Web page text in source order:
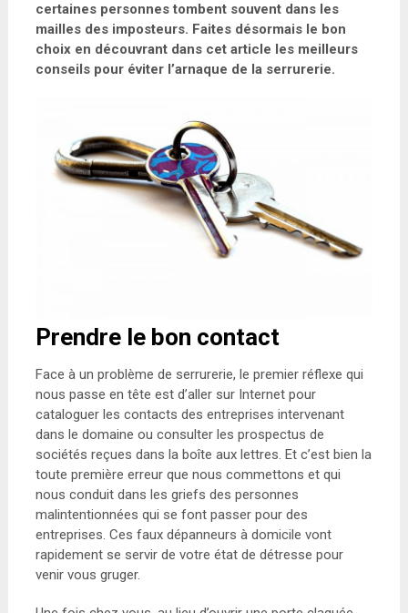
certaines personnes tombent souvent dans les
mailles des imposteurs. Faites désormais le bon
choix en découvrant dans cet article les meilleurs
conseils pour éviter l’arnaque de la serrurerie.
Prendre le bon contact
Face à un problème de serrurerie, le premier réflexe qui
nous passe en tête est d’aller sur Internet pour
cataloguer les contacts des entreprises intervenant
dans le domaine ou consulter les prospectus de
sociétés reçues dans la boîte aux lettres. Et c’est bien la
toute première erreur que nous commettons et qui
nous conduit dans les griefs des personnes
malintentionnées qui se font passer pour des
entreprises. Ces faux dépanneurs à domicile vont
rapidement se servir de votre état de détresse pour
venir vous gruger.